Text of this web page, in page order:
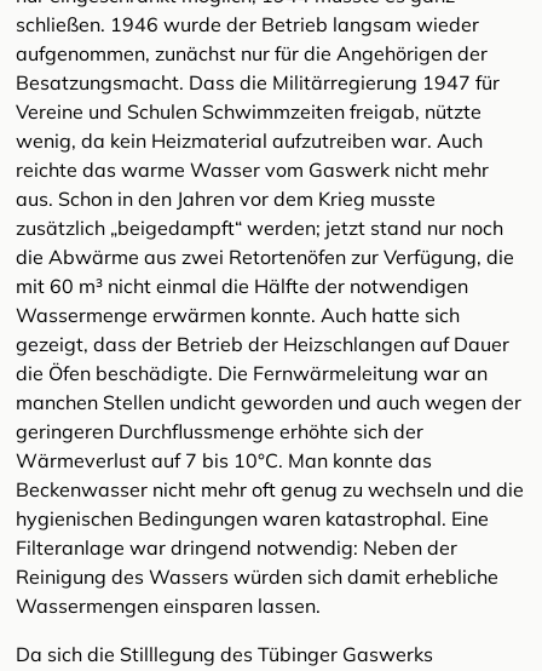
schließen. 1946 wurde der Betrieb langsam wieder
aufgenommen, zunächst nur für die Angehörigen der
Besatzungsmacht. Dass die Militärregierung 1947 für
Vereine und Schulen Schwimmzeiten freigab, nützte
wenig, da kein Heizmaterial aufzutreiben war. Auch
reichte das warme Wasser vom Gaswerk nicht mehr
aus. Schon in den Jahren vor dem Krieg musste
zusätzlich „beigedampft“ werden; jetzt stand nur noch
die Abwärme aus zwei Retortenöfen zur Verfügung, die
mit 60 m³ nicht einmal die Hälfte der notwendigen
Wassermenge erwärmen konnte. Auch hatte sich
gezeigt, dass der Betrieb der Heizschlangen auf Dauer
die Öfen beschädigte. Die Fernwärmeleitung war an
manchen Stellen undicht geworden und auch wegen der
geringeren Durchflussmenge erhöhte sich der
Wärmeverlust auf 7 bis 10°C. Man konnte das
Beckenwasser nicht mehr oft genug zu wechseln und die
hygienischen Bedingungen waren katastrophal. Eine
Filteranlage war dringend notwendig: Neben der
Reinigung des Wassers würden sich damit erhebliche
Wassermengen einsparen lassen.
Da sich die Stilllegung des Tübinger Gaswerks